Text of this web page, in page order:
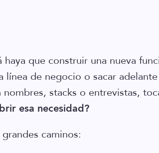
que construir una nueva
línea de negocio o sacar
stacks o entrevistas,
esa necesidad?
caminos: